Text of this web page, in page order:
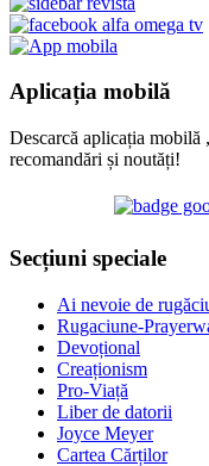
Aplicația mobilă
Descarcă aplicația
recomandări și noutăți!
Secțiuni speciale
Ai nevoie de
Rugaciune-
Devoțional
Creaționism
Pro-Viață
Liber de datorii
Joyce Meyer
Cartea Cărților